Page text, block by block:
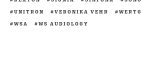
UNITRON
VERONIKA VEHR
WSA
WS AUDIOLOGY